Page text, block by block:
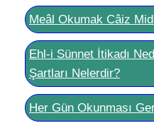
Meâl Okumak Câiz
Ehl-i Sünnet İtikadı
Şartları Nelerdir?
Her Gün Okunması